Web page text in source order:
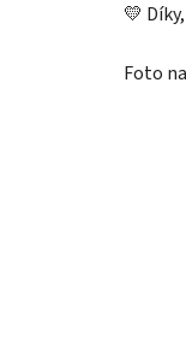
💛
Foto